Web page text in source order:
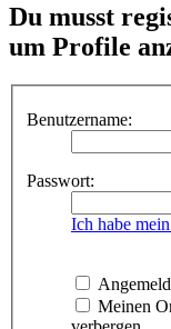
Du musst
um Profile
Benutzername:
Passwort:
Ich habe
Meinen